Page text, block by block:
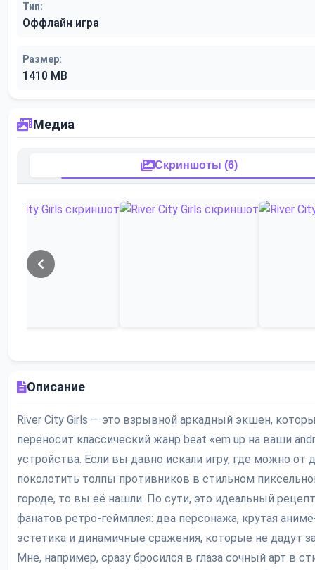
Тип:
Оффлайн игра
Размер:
1410 MB
Медиа
Скриншоты (6)
Описание
River City Girls — это взрывной аркадный экшен,
переносит классический жанр beat «em up на ваши
устройства. Если вы давно искали игру, где можно от
поколотить толпы противников в стильном
городе, то вы её нашли. По сути, это идеальный
фанатов ретро-геймплея: два персонажа, крутая
эстетика и динамичные сражения, которые не дадут
Мне, например, сразу бросился в глаза сочный арт в